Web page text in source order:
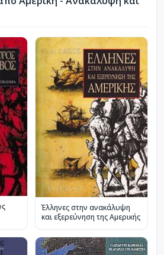
Έλληνες στην ανακάλυψη
και εξερεύνηση της Αμερικής